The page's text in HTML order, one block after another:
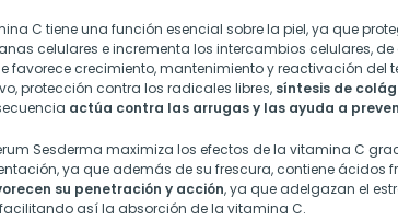
C tiene una función esencial sobre la piel, ya que
celulares e incrementa los intercambios celulares, de
favorece crecimiento, mantenimiento y reactivación del
protección contra los radicales libres, síntesis de
actúa contra las arrugas y las ayuda a
Sesderma maximiza los efectos de la vitamina C
ya que además de su frescura, contiene ácidos
su penetración y acción, ya que adelgazan el
así la absorción de la vitamina C.